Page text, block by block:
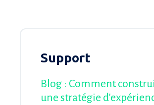
Support
Blog : Comment
une stratégie